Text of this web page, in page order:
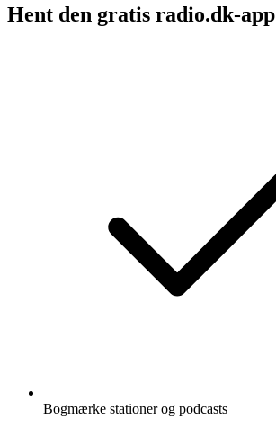
Hent den gratis radio.dk-app
Bogmærke stationer og podcasts